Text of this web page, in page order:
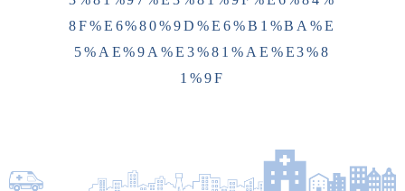
8F%E6%80%9D%E6%B1%BA%E
5%AE%9A%E3%81%AE%E3%8
1%9F